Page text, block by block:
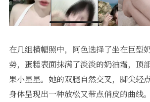
在几组横幅照中，阿色选择了坐在巨型
势，蛋糕表面抹满了淡淡的奶油霜，顶
果小星星。她的双腿自然交叉，脚尖轻
身体呈现出一种放松又带点俏皮的曲线